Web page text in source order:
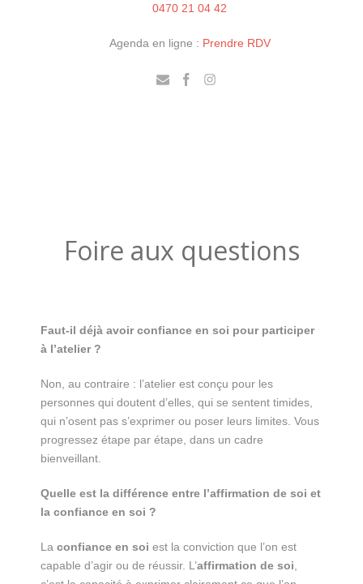
0470 21 04 42
Agenda en ligne : Prendre RDV
Foire aux questions
Faut-il déjà avoir confiance en soi pour participer
à l’atelier ?
Non, au contraire : l’atelier est conçu pour les
personnes qui doutent d’elles, qui se sentent timides,
qui n’osent pas s’exprimer ou poser leurs limites. Vous
progressez étape par étape, dans un cadre
bienveillant.
Quelle est la différence entre l’affirmation de soi et
la confiance en soi ?
La confiance en soi est la conviction que l’on est
capable d’agir ou de réussir. L’affirmation de soi